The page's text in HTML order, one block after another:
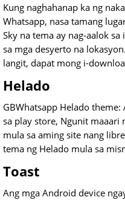
Kung naghahanap ka ng
Whatsapp, nasa tamang
Sky na tema ay nag-aalok
sa mga desyerto na
langit, dapat mong i-
Helado
GBWhatsapp Helado
sa play store, Ngunit
mula sa aming site nang
tema ng Helado mula sa
Toast
Ang mga Android device